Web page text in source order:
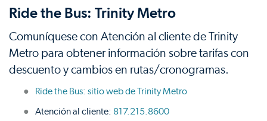
Ride the Bus: Trinity Metro
Comuníquese con Atención al cliente de Trinity
Metro para obtener información sobre tarifas con
descuento y cambios en rutas/cronogramas.
Ride the Bus: sitio web de Trinity Metro
Atención al cliente: 817.215.8600